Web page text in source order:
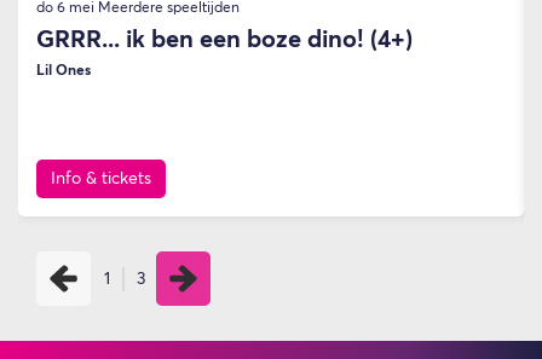
GRRR... ik ben een boze dino! (4+)
Lil Ones
do 6 mei Meerdere speeltijden
Info & tickets
1 3